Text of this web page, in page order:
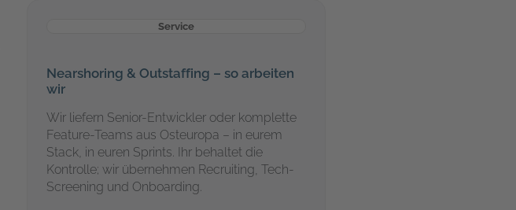
Service
Nearshoring & Outstaffing – so arbeiten
wir
Wir liefern Senior-Entwickler oder komplette
Feature-Teams aus Osteuropa – in eurem
Stack, in euren Sprints. Ihr behaltet die
Kontrolle; wir übernehmen Recruiting, Tech-
Screening und Onboarding.